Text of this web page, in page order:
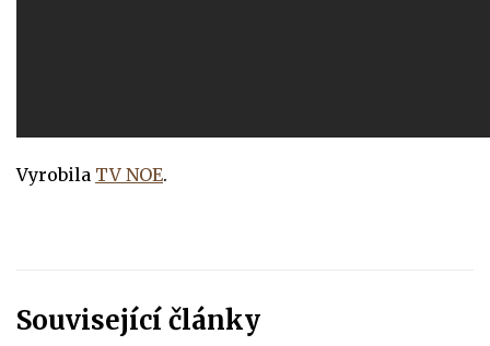
Vyrobila TV NOE.
Související články